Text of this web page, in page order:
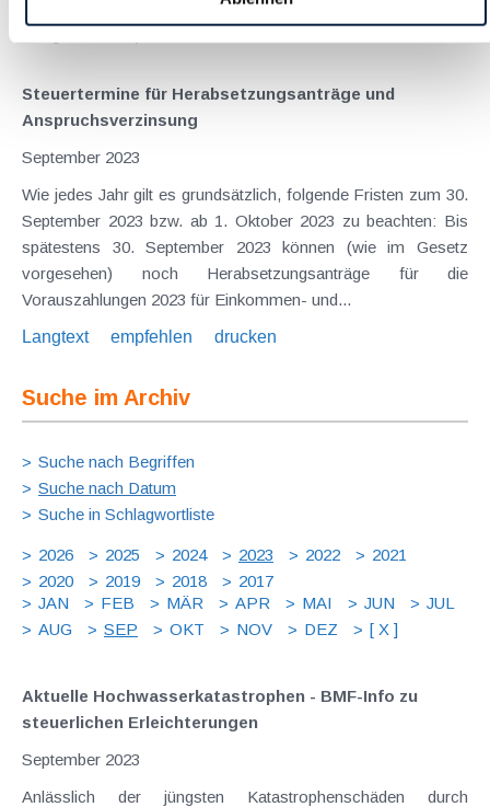
Steuertermine für Herabsetzungsanträge und
Anspruchsverzinsung
September 2023
Wie jedes Jahr gilt es grundsätzlich, folgende Fristen zum 30.
September 2023 bzw. ab 1. Oktober 2023 zu beachten: Bis
spätestens 30. September 2023 können (wie im Gesetz
vorgesehen) noch Herabsetzungsanträge für die
Vorauszahlungen 2023 für Einkommen- und...
Langtext
empfehlen drucken
Suche im Archiv
Suche nach Begriffen
Suche nach Datum
Suche in Schlagwortliste
2026 2025 2024 2023 2022
2021
2020
2019 2018
2017
JAN
FEB MÄR APR MAI JUN
JUL
AUG
SEP OKT NOV DEZ [ X ]
Aktuelle Hochwasserkatastrophen - BMF-Info zu
steuerlichen Erleichterungen
September 2023
Anlässlich der jüngsten Katastrophenschäden durch